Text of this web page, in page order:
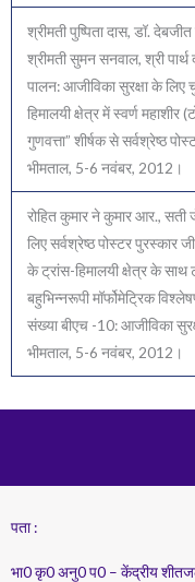
श्रीमती पुष्पिता दास, डॉ.
श्रीमती सुमन सनवाल, श्री
पालन: आजीविका सुरक्षा के लिए
हिमालयी क्षेत्र में स्वर्ण
गुणवत्ता” शीर्षक से सर्वश्रेष्ठ
भीमताल, 5-6 नवंबर, 2012।
रोहित कुमार ने कुमार आर.,
लिए सर्वश्रेष्ठ पोस्टर पुरस्कार
के ट्रांस-हिमालयी क्षेत्र के साथ
बहुभिन्नरूपी मॉर्फोमेट्रिक
संख्या बीएच -10: आजीविका
भीमताल, 5-6 नवंबर, 2012।
पता :
भा0 कृ0 अनु0 प0 – केंद्रीय